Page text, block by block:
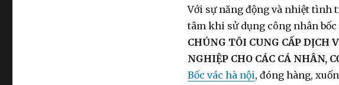
Với sự năng động và nhiệt tình
tâm khi sử dụng công nhân
CHÚNG TÔI CUNG CẤP DỊCH
NGHIỆP CHO CÁC CÁ NHÂN,
Bốc vác hà nội, đóng hàng,